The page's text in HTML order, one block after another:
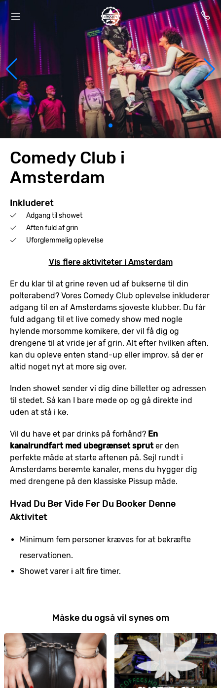
Comedy Club i
Amsterdam
Inkluderet
Adgang til showet
Aften fuld af grin
Uforglemmelig oplevelse
Vis flere aktiviteter i Amsterdam
Er du klar til at grine røven ud af bukserne til din
polterabend? Vores Comedy Club oplevelse inkluderer
adgang til en af Amsterdams sjoveste klubber. Du får
fuld adgang til et live comedy show med nogle
hylende morsomme komikere, der vil få dig og
drengene til at vride jer af grin. Alt efter hvilken aften,
kan du opleve enten stand-up eller improv, så der er
altid noget nyt at more sig over.
Inden showet sender vi dig dine billetter og adressen
til stedet. Så kan I bare møde op og gå direkte ind
uden at stå i kø.
Vil du have et par drinks på forhånd? En
kanalrundfart med ubegrænset spruter den
perfekte måde at starte aftenen på. Sejl rundt i
Amsterdams berømte kanaler, mens du hygger dig
med drengene på den klassiske Pissup måde.
Hvad Du Bør Vide Før Du Booker Denne
Aktivitet
Minimum fem personer kræves for at bekræfte
reservationen.
Showet varer i alt fire timer.
Måske du også vil synes om